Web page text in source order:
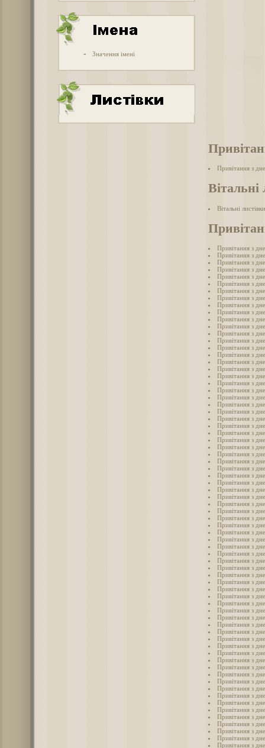
- Значення імені
Привітання з
Вітальні
Вітальні
Привітання з
Привітання з
Привітання з
Привітання з
Привітання з
Привітання з
Привітання з
Привітання з
Привітання з
Привітання з
Привітання з
Привітання з
Привітання з
Привітання з
Привітання з
Привітання з
Привітання з
Привітання з
Привітання з
Привітання з
Привітання з
Привітання з
Привітання з
Привітання з
Привітання з
Привітання з
Привітання з
Привітання з
Привітання з
Привітання з
Привітання з
Привітання з
Привітання з
Привітання з
Привітання з
Привітання з
Привітання з
Привітання з
Привітання з
Привітання з
Привітання з
Привітання з
Привітання з
Привітання з
Привітання з
Привітання з
Привітання з
Привітання з
Привітання з
Привітання з
Привітання з
Привітання з
Привітання з
Привітання з
Привітання з
Привітання з
Привітання з
Привітання з
Привітання з
Привітання з
Привітання з
Привітання з
Привітання з
Привітання з
Привітання з
Привітання з
Привітання з
Привітання з
Привітання з
Привітання з
Привітання з